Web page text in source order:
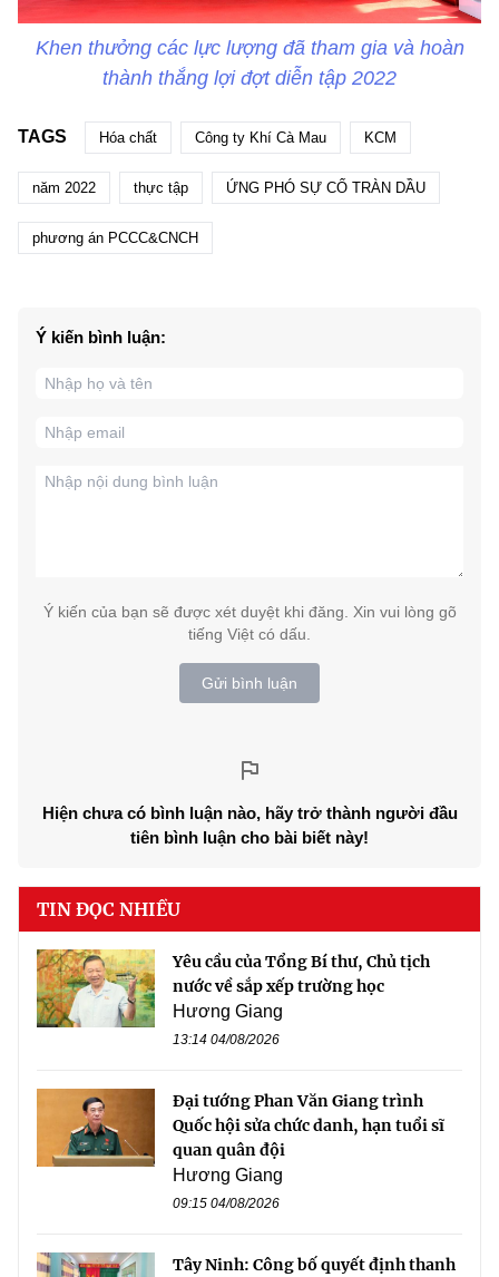
Khen thưởng các lực lượng đã tham gia và hoàn
thành thắng lợi đợt diễn tập 2022
TAGS Hóa chất Công ty Khí Cà Mau KCM
năm 2022 thực tập ỨNG PHÓ SỰ CỐ TRÀN DẦU
phương án PCCC&CNCH
Ý kiến bình luận:
Ý kiến của bạn sẽ được xét duyệt khi đăng. Xin vui lòng gõ
tiếng Việt có dấu.
Gửi bình luận
Hiện chưa có bình luận nào, hãy trở thành người đầu
tiên bình luận cho bài biết này!
TIN ĐỌC NHIỀU
Yêu cầu của Tổng Bí thư, Chủ tịch
nước về sắp xếp trường học
Hương Giang
13:14 04/08/2026
Đại tướng Phan Văn Giang trình
Quốc hội sửa chức danh, hạn tuổi sĩ
quan quân đội
Hương Giang
09:15 04/08/2026
Tây Ninh: Công bố quyết định thanh